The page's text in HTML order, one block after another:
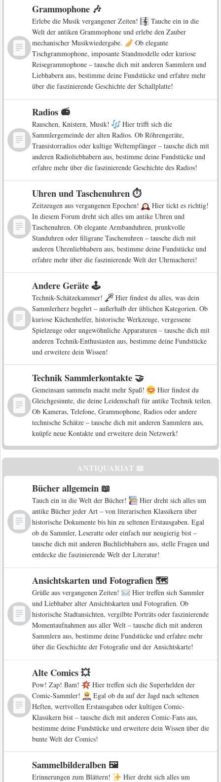
Grammophone 🎶
Erlebe die Musik vergangener Zeiten!
Tauche ein in die
Welt der antiken Grammophone und erlebe den Zauber
mechanischer Musikwiedergabe.
Ob elegante
Tischgrammophone, imposante Standmodelle oder kuriose
Reisegrammophone – tausche dich mit anderen Sammlern und
Liebhabern aus, bestimme deine Fundstücke und erfahre mehr
über die faszinierende Geschichte der Schallplatte!
Radios 📻
Rauschen, Knistern, Musik!
Hier trifft sich die
Sammlergemeinde der alten Radios. Ob Röhrengeräte,
Transistorradios oder kultige Weltempfänger – tausche dich mit
anderen Radioliebhabern aus, bestimme deine Fundstücke und
erfahre mehr über die faszinierende Geschichte des Radios!
Uhren und Taschenuhren ⏱️
Zeitzeugen aus vergangenen Epochen!
Hier tickt es richtig!
In diesem Forum dreht sich alles um antike Uhren und
Taschenuhren. Ob elegante Armbanduhren, prunkvolle
Standuhren oder filigrane Taschenuhren – tausche dich mit
anderen Uhrenliebhabern aus, bestimme deine Fundstücke und
erfahre mehr über die faszinierende Welt der Uhrmacherei!
Andere Geräte 🕹️
Technik-Schätzekammer!
Hier findest du alles, was dein
Sammlerherz begehrt – außerhalb der üblichen Kategorien. Ob
kuriose Küchenhelfer, historische Werkzeuge, vergessene
Spielzeuge oder ungewöhnliche Apparaturen – tausche dich mit
anderen Technik-Enthusiasten aus, bestimme deine Fundstücke
und erweitere dein Wissen!
Technik Sammlerkontakte 🤝
Gemeinsam sammeln macht mehr Spaß!
Hier findest du
Gleichgesinnte, die deine Leidenschaft für antike Technik teilen.
Ob Kameras, Telefone, Grammophone, Radios oder andere
technische Schätze – tausche dich mit anderen Sammlern aus,
knüpfe neue Kontakte und erweitere dein Netzwerk!
ANTIQUARIAT 📖
Bücher allgemein 📖
Tauch ein in die Welt der Bücher!
Hier dreht sich alles um
antike Bücher jeder Art – von literarischen Klassikern über
historische Dokumente bis hin zu seltenen Erstausgaben. Egal
ob du Sammler, Leseratte oder einfach nur neugierig bist –
tausche dich mit anderen Buchliebhabern aus, stelle Fragen und
entdecke die faszinierende Welt der Literatur!
Ansichtskarten und Fotografien 🗺️
Grüße aus vergangenen Zeiten!
Hier treffen sich Sammler
und Liebhaber alter Ansichtskarten und Fotografien. Ob
historische Stadtansichten, vergilbte Porträts oder faszinierende
Momentaufnahmen aus aller Welt – tausche dich mit anderen
Sammlern aus, bestimme deine Fundstücke und erfahre mehr
über die Geschichte der Fotografie und der Ansichtskarte!
Alte Comics 💥
Pow! Zap! Bam!
Hier treffen sich die Superhelden der
Comic-Sammler!
Egal ob du auf der Jagd nach seltenen
Heften, wertvollen Erstausgaben oder kultigen Comic-
Klassikern bist – tausche dich mit anderen Comic-Fans aus,
bestimme deine Fundstücke und erweitere dein Wissen über die
bunte Welt der Comics!
Sammelbilderalben 🖼️
Erinnerungen zum Blättern!
Hier dreht sich alles um